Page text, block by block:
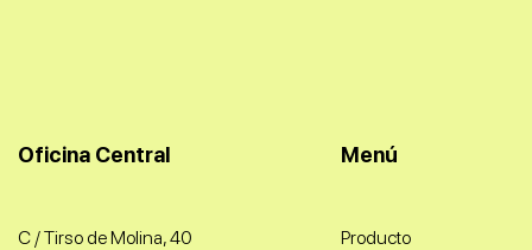
Oficina Central
C / Tirso de Molina, 40
Menú
Producto